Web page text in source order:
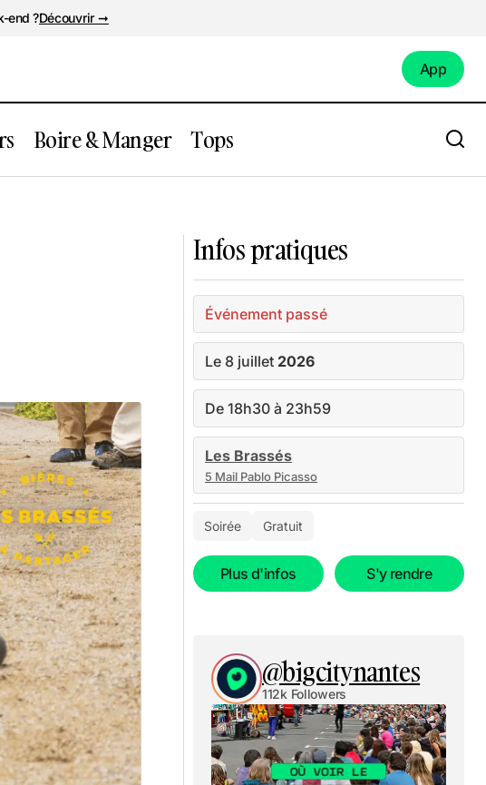
end ?Découvrir ➞
App
Boire & Manger Tops
aux Brassés
Infos pratiques
Événement passé
Le 8 juillet 2026
De 18h30 à 23h59
Les Brassés
5 Mail Pablo Picasso
Soirée Gratuit
Plus d'infos S'y rendre
@bigcitynantes
112k Followers